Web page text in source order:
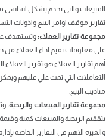
المبيعات والتي تخدم بشكل اساسي
تقارير موقف اوامر البيع واذونات
مجموعة تقارير العملاء: وتستهدف
علي معلومات تقيم اداء العملاء
أهم تقارير العملاء هو تقرير العملاء
التعاملات التي تمت علي عليهم
مناديب البيع.
مجموعة تقارير المبيعات والربحية:
بتققيم الربحية والمبيعات كمية
والميزة الاهم في التقارير الخاصة